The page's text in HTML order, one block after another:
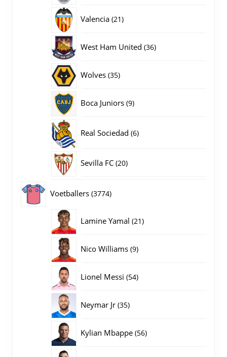
Valencia 2121
West Ham United 3636
Wolves 3535
Boca Juniors 99
Real Sociedad 66
Sevilla FC 2020
Voetballers 37743774
Lamine Yamal 2121
Nico Williams 99
Lionel Messi 5454
Neymar Jr 3535
Kylian Mbappe 5656